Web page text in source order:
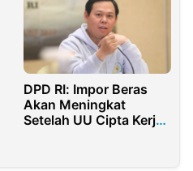
DPD RI: Impor Beras
Akan Meningkat
Setelah UU Cipta Kerja